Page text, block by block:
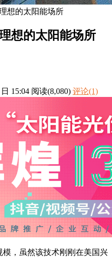
想的太阳能场所
想的太阳能场所
15:04 阅读(8,080) 评论(1)
，虽然该技术刚刚在美国兴